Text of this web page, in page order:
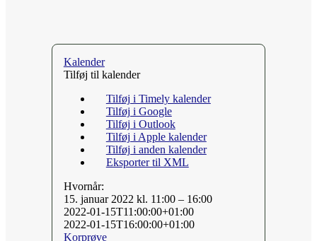
Kalender
Tilføj til kalender
Tilføj i Timely kalender
Tilføj i Google
Tilføj i Outlook
Tilføj i Apple kalender
Tilføj i anden kalender
Eksporter til XML
Hvornår:
15. januar 2022 kl. 11:00 – 16:00
2022-01-15T11:00:00+01:00
2022-01-15T16:00:00+01:00
Korprøve